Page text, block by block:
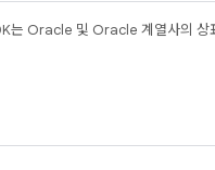
는 Oracle 및 Oracle 계열사의 상